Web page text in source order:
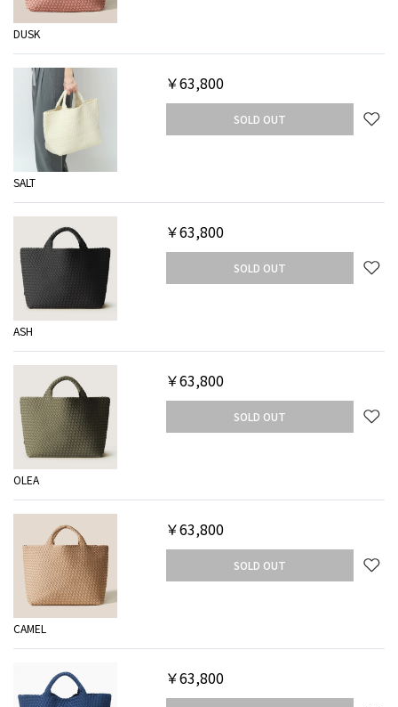
DUSK
SALT
￥63,800
SOLD OUT
ASH
￥63,800
SOLD OUT
OLEA
￥63,800
SOLD OUT
CAMEL
￥63,800
SOLD OUT
￥63,800